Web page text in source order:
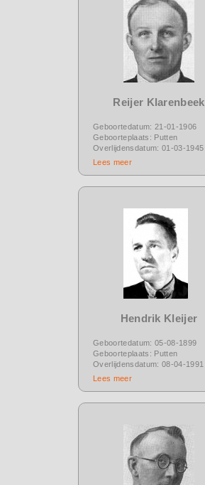
Reijer Klarenbeek
Geboortedatum: 21-01-1906
Geboorteplaats: Putten
Overlijdensdatum: 01-03-1945
Lees meer
Hendrik Kleijer
Geboortedatum: 05-08-1899
Geboorteplaats: Putten
Overlijdensdatum: 08-04-1991
Lees meer